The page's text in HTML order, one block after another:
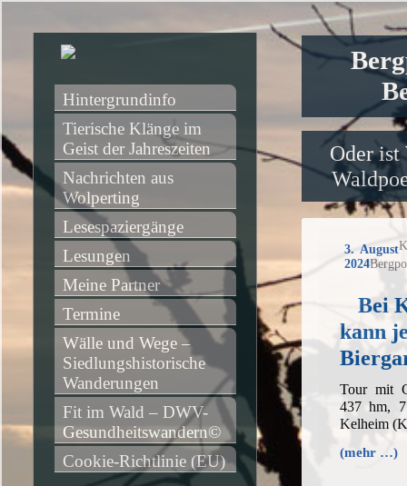
Oder ist
3. August
2024
Bei
kann
Tour mit
437 hm,
Kelheim
(mehr …)
Hintergrundinfo
Tierische Klänge im
Geist der Jahreszeiten
Nachrichten aus
Wolperting
Lesespaziergänge
Lesungen
Meine Partner
Termine
Wälle und Wege –
Siedlungshistorische
Wanderungen
Fit im Wald – DWV-
Gesundheitswandern©
Cookie-Richtlinie (EU)